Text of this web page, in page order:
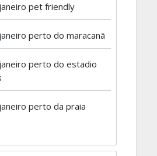
pet friendly
perto do maracanã
perto do estadio
perto da praia